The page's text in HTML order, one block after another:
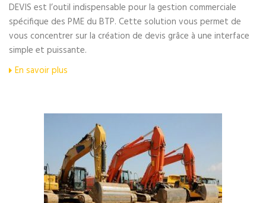
DEVIS est l’outil indispensable pour la gestion commerciale
spécifique des PME du BTP. Cette solution vous permet de
vous concentrer sur la création de devis grâce à une interface
simple et puissante.
En savoir plus